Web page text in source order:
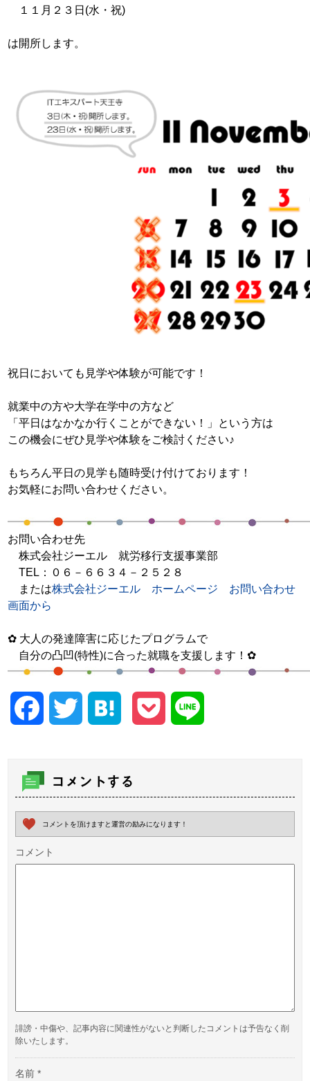
１１月２３日(水・祝)
は開所します。
祝日においても見学や体験が可能です！
就業中の方や大学在学中の方など
「平日はなかなか行くことができない！」という方は
この機会にぜひ見学や体験をご検討ください♪
もちろん平日の見学も随時受け付けております！
お気軽にお問い合わせください。
お問い合わせ先
株式会社ジーエル 就労移行支援事業部
TEL ：０６－６６３４－２５２８
または株式会社ジーエル ホームページ お問い合わせ
画面から
✿ 大人の発達障害に応じたプログラムで
自分の凸凹 (特性)に合った就職を支援します！✿
FacebookTwitter Hatena Pocket
コメントする
コメントを頂けますと運営の励みになります！
コメント
誹謗・中傷や、記事内容に関連性がないと判断したコメントは予告なく削
除いたします。
名前*